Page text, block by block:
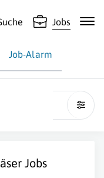
Jobs
Job-Alarm
Jobs